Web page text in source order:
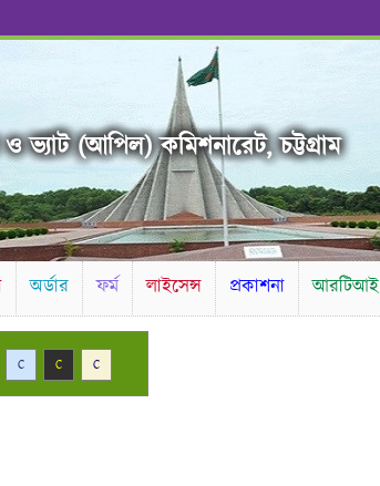
(আপিল) কমিশনারেট, চট্টগ্রাম
অর্ডার ফর্ম লাইসেন্স প্রকাশনা আরটিআই
C C C